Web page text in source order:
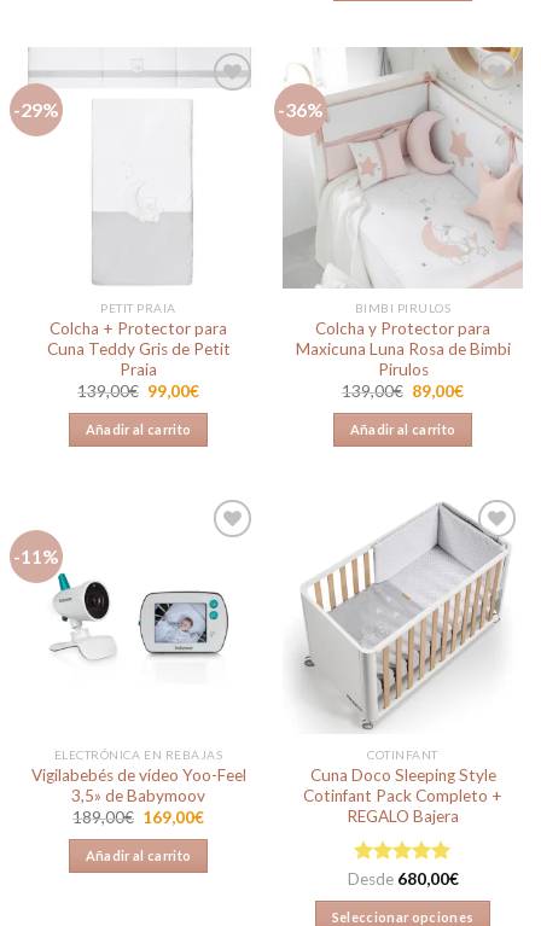
135,00€.89,00€.
-29%
PETIT PRAIA
Colcha + Protector para
Cuna Teddy Gris de Petit
Praia
139,00€ El
precio
original
era:
139,00€.
99,00€El
99,00€.
Añadir al carrito
-36%
Añadir
a la
lista de
deseos
BIMBI PIRULOS
Colcha y Protector para
Maxicuna Luna Rosa de Bimbi
Pirulos
139,00€ El
precio
original
era:
139,00€.
89,00€El
89,00€.
Añadir al carrito
-11%
Añadir
a la
lista de
deseos
ELECTRÓNICA EN REBAJAS
Vigilabebés de vídeo Yoo-Feel
3,5» de Babymoov
189,00€ El
precio
original
era:
189,00€.
169,00€El
169,00€.
Añadir al carrito
Añadir
a la
lista de
deseos
COTINFANT
Cuna Doco Sleeping Style
Cotinfant Pack Completo +
REGALO Bajera
Valorado en
5.00de 5
Desde 680,00€
Seleccionar opciones